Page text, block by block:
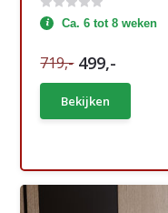
Ca. 6 tot 8 weken
719,- 499,-
Bekijken